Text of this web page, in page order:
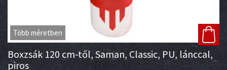
Több méretben
Boxzsák 120 cm-től, Saman, Classic, PU, lánccal,
piros